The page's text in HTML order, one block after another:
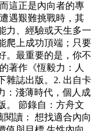
這正是內向者的專
遇艱難挑戰時，其
力、經驗或天生多一
爬上成功頂端；只要
。最重要的是，你不
著作《恆毅力：人
雜誌出版。2. 出自卡
：淺薄時代，個人成
。 節錄自：方舟文
讀： 想找適合內向